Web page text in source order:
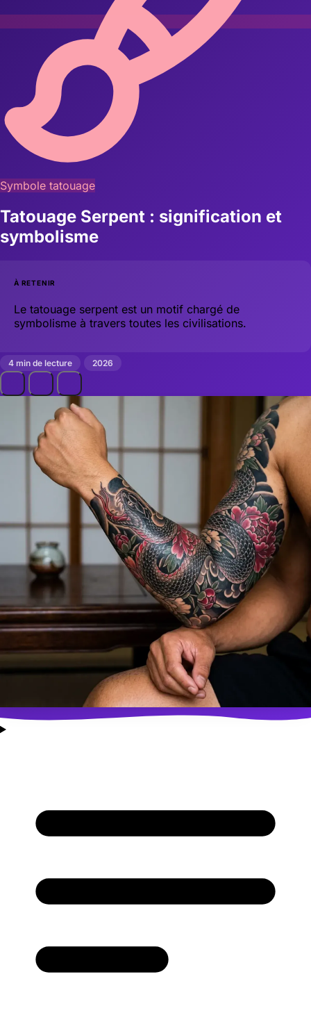
Symbole tatouage
Tatouage Serpent : signification et
symbolisme
À RETENIR
Le tatouage serpent est un motif chargé de
symbolisme à travers toutes les civilisations.
4 min de lecture 2026